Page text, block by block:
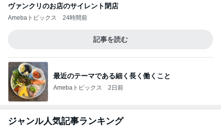
ヴァンクリのお店のサイレント閉店
Amebaトピックス 24時間前
記事を読む
最近のテーマである細く長く働くこと
Amebaトピックス 2日前
ジャンル人気記事ランキング